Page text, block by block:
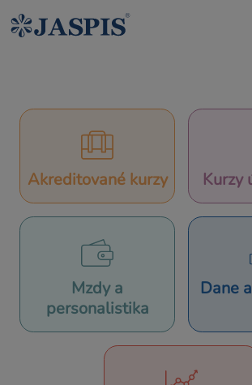
Akreditované kurzy Kurzy
Mzdy a
personalistika
Dane